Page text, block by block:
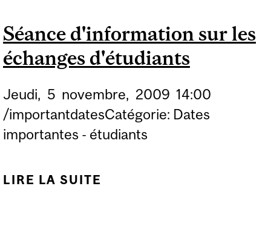
Séance d'information sur les
échanges d'étudiants
Jeudi, 5 novembre, 2009 14:00
/importantdatesCatégorie: Dates
importantes - étudiants
LIRE LA SUITE